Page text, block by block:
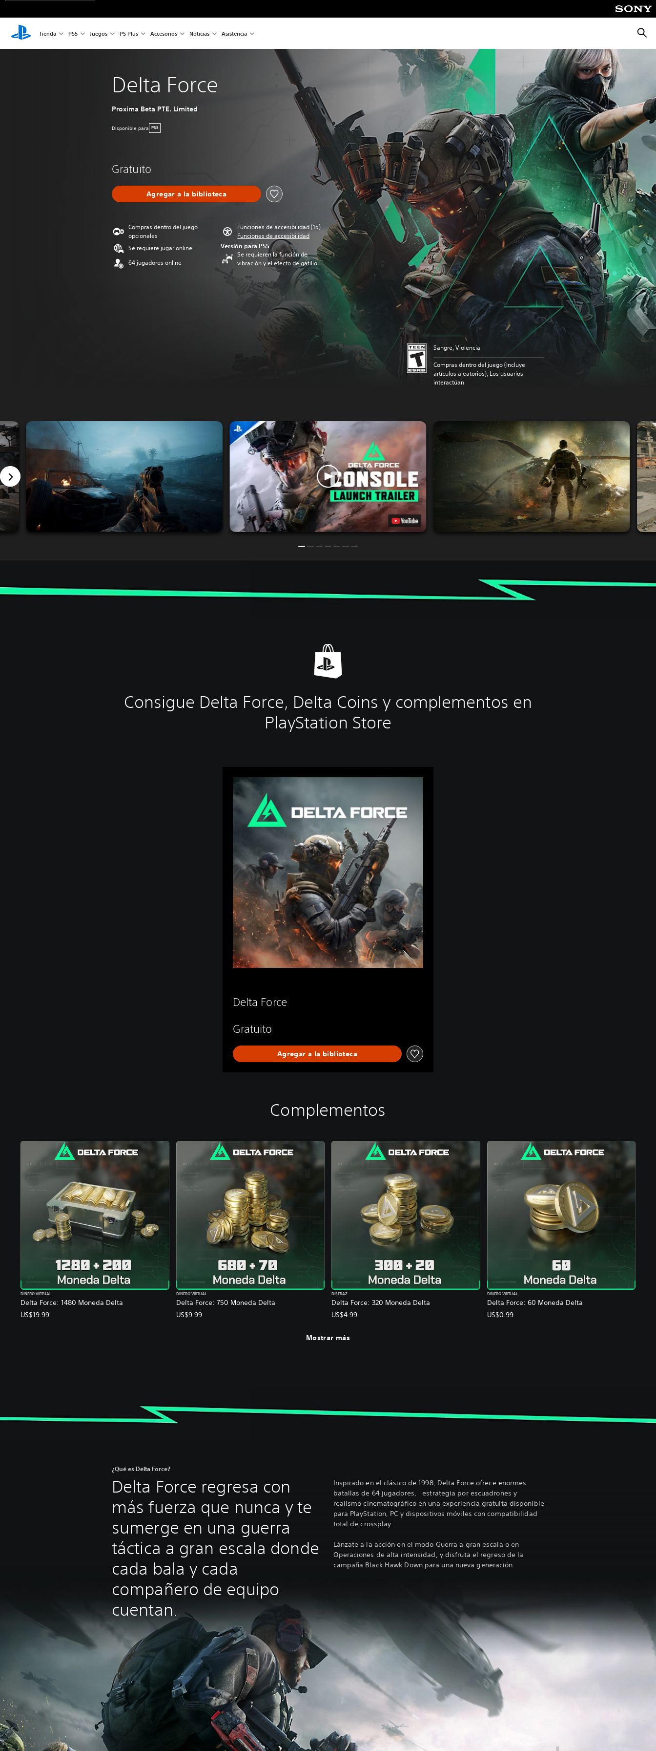
Tienda PS5 Juegos PS Plus Accesorios Noticias Asistencia
Delta Force
Proxima Beta PTE. Limited
Disponible para PS5
Gratuito
Agregar a la biblioteca
Compras dentro del juego
opcionales
Se requiere jugar online
64 jugadores online
Funciones de accesibilidad (15)
Funciones de accesibilidad
Versión para PS5
Se requieren la función de
vibración y el efecto de gatillo
Sangre, Violencia
Compras dentro del juego (Incluye
artículos aleatorios), Los usuarios
interactúan
Consigue Delta Force, Delta Coins y complementos en
PlayStation Store
Delta Force
Gratuito
Agregar a la biblioteca
Complementos
Delta Force: 1480 Moneda Delta
DINERO VIRTUAL
US$19.99
Delta Force: 750 Moneda Delta
DINERO VIRTUAL
US$9.99
Delta Force: 320 Moneda Delta
DISFRAZ
US$4.99
Delta Force: 60 Moneda Delta
DINERO VIRTUAL
US$0.99
Mostrar más
¿Qué es Delta Force?
Delta Force regresa con
más fuerza que nunca y te
sumerge en una guerra
táctica a gran escala donde
cada bala y cada
compañero de equipo
cuentan.
Inspirado en el clásico de 1998, Delta Force ofrece enormes
batallas de 64 jugadores, estrategia por escuadrones y
realismo cinematográfico en una experiencia gratuita disponible
para PlayStation, PC y dispositivos móviles con compatibilidad
total de crossplay.
Lánzate a la acción en el modo Guerra a gran escala o en
Operaciones de alta intensidad, y disfruta el regreso de la
campaña Black Hawk Down para una nueva generación.